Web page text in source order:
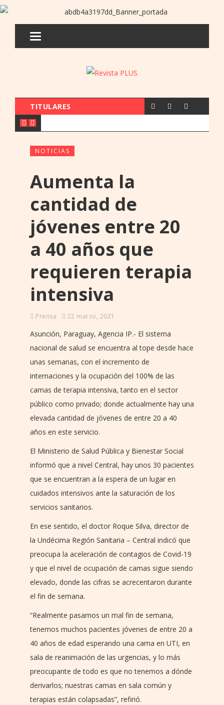
TITULARES
NOTICIAS
Aumenta la
cantidad de
jóvenes entre 20
a 40 años que
requieren terapia
intensiva
Prensa 22 marzo, 2021
Asunción, Paraguay, Agencia IP.- El sistema
nacional de salud se encuentra al tope desde hace
unas semanas, con el incremento de
internaciones y la ocupación del 100% de las
camas de terapia intensiva, tanto en el sector
público como privado; donde actualmente hay una
elevada cantidad de jóvenes de entre 20 a 40
años en este servicio.
El Ministerio de Salud Pública y Bienestar Social
informó que a nivel Central, hay unos 30 pacientes
que se encuentran a la espera de un lugar en
cuidados intensivos ante la saturación de los
servicios sanitarios.
En ese sentido, el doctor Roque Silva, director de
la Undécima Región Sanitaria – Central indicó que
preocupa la aceleración de contagios de Covid-19
y que el nivel de ocupación de camas sigue siendo
elevado, donde las cifras se acrecentaron durante
el fin de semana.
“Realmente pasamos un mal fin de semana,
tenemos muchos pacientes jóvenes de entre 20 a
40 años de edad esperando una cama en UTI, en
sala de reanimación de las urgencias, y lo más
preocupante de todo es que no tenemos a dónde
derivarlos; nuestras camas en sala común y
terapias están colapsadas”, refirió.